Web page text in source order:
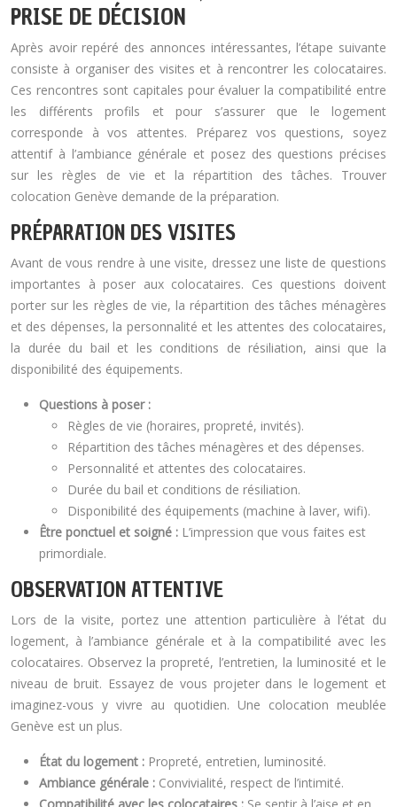
PRISE DE DÉCISION
Après avoir repéré des annonces intéressantes, l’étape suivante
consiste à organiser des visites et à rencontrer les colocataires.
Ces rencontres sont capitales pour évaluer la compatibilité entre
les différents profils et pour s’assurer que le logement
corresponde à vos attentes. Préparez vos questions, soyez
attentif à l’ambiance générale et posez des questions précises
sur les règles de vie et la répartition des tâches. Trouver
colocation Genève demande de la préparation.
PRÉPARATION DES VISITES
Avant de vous rendre à une visite, dressez une liste de questions
importantes à poser aux colocataires. Ces questions doivent
porter sur les règles de vie, la répartition des tâches ménagères
et des dépenses, la personnalité et les attentes des colocataires,
la durée du bail et les conditions de résiliation, ainsi que la
disponibilité des équipements.
Questions à poser :
Règles de vie (horaires, propreté, invités).
Répartition des tâches ménagères et des dépenses.
Personnalité et attentes des colocataires.
Durée du bail et conditions de résiliation.
Disponibilité des équipements (machine à laver, wifi).
Être ponctuel et soigné : L’impression que vous faites est
primordiale.
OBSERVATION ATTENTIVE
Lors de la visite, portez une attention particulière à l’état du
logement, à l’ambiance générale et à la compatibilité avec les
colocataires. Observez la propreté, l’entretien, la luminosité et le
niveau de bruit. Essayez de vous projeter dans le logement et
imaginez-vous y vivre au quotidien. Une colocation meublée
Genève est un plus.
État du logement : Propreté, entretien, luminosité.
Ambiance générale : Convivialité, respect de l’intimité.